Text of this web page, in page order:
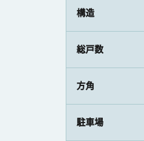
構造
総戸数
方角
駐車場